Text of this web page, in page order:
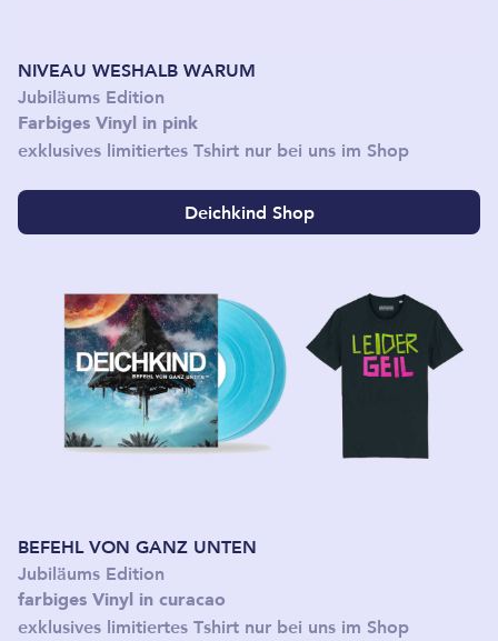
NIVEAU WESHALB WARUM
Jubiläums Edition
Farbiges Vinyl in pink
exklusives limitiertes Tshirt nur bei uns im Shop
Deichkind Shop
BEFEHL VON GANZ UNTEN
Jubiläums Edition
farbiges Vinyl in curacao
exklusives limitiertes Tshirt nur bei uns im Shop